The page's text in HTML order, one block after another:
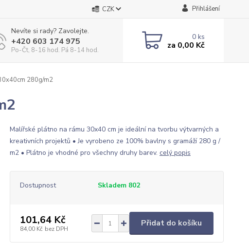
CZK Přihlášení
Nevíte si rady? Zavolejte.
+420 603 174 975
Po-Čt, 8-16 hod. Pá 8-14 hod.
0ks
za 0,00 Kč
280g/m2
Malířské plátno na rámu 30x40 cm je ideální na tvorbu výtvarných a
kreativních projektů • Je vyrobeno ze 100% bavlny s gramáží 280 g /
m2 • Plátno je vhodné pro všechny druhy barev. celý popis
Dostupnost Skladem 802
101,64 Kč
84,00 Kč bez DPH
Přidat do košíku